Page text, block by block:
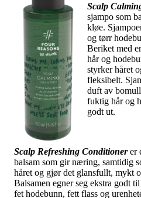
Scalp
sjampo som
kløe.
og tørr
Beriket med
hår og
styrker håret
fleksibelt.
duft av
fuktig hår og
godt ut.
Scalp Refreshing Conditioner er
balsam som gir næring, samtidig
håret og gjør det glansfullt, mykt
Balsamen egner seg ekstra godt
fet hodebunn, fett flass og